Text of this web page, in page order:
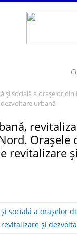
și socială a orașelor din
urbană
Orașele
revitalizare și